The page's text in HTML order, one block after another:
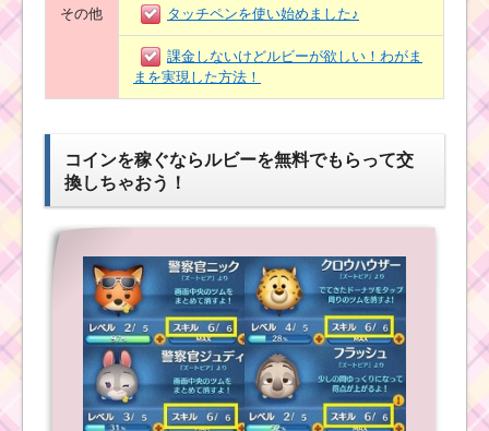
その他 タッチペンを使い始めました♪
課金しないけどルビーが欲しい！わがま
まを実現した方法！
コインを稼ぐならルビーを無料でもらって交
換しちゃおう！